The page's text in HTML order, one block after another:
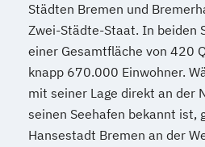
Städten Bremen und
Zwei-Städte-Staat. In beiden
einer Gesamtfläche von 420
knapp 670.000 Einwohner.
mit seiner Lage direkt an der
seinen Seehafen bekannt ist,
Hansestadt Bremen an der